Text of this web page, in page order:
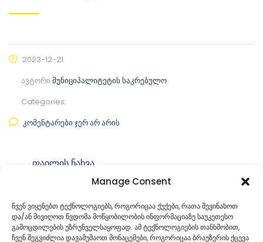
Manage Consent
ჩვენ ვიყენებთ ტექნოლოგიებს, როგორიცაა ქუქები, რათა შევინახოთ
და/ან მივიღოთ წვდომა მოწყობილობის ინფორმაციაზე საუკეთესო
გამოცდილების უზრუნველსაყოფად. ამ ტექნოლოგიების თანხმობით,
ჩვენ შეგვიძლია დავამუშაოთ მონაცემები, როგორიცაა ბრაუზერის ქცევა
2023-12-21
ავტორი მუნიციპალიტეტის საკრებულო
Categories:
კომენტარები ჯერ არ არის
ფაილის ნახვა
კატეგორიასაკრებულოს დადგენილებები
ID:35